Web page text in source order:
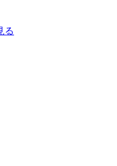
る